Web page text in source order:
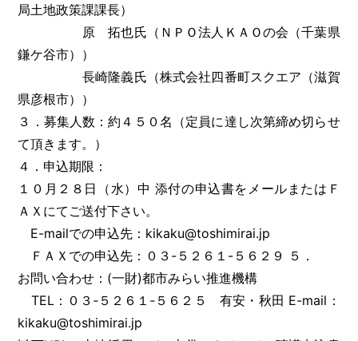
局土地政策課課長）
原 拓也氏（ＮＰＯ法人ＫＡＯの会（千葉県
鎌ケ谷市））
長崎隆義氏（株式会社四番町スクエア（滋賀
県彦根市））
３．募集人数：約４５０名（定員に達し次第締め切らせ
て頂きます。）
４．申込期限：
１０月２８日（水）中 添付の申込書をメールまたはＦ
ＡＸにてご送付下さい。
E-mailでの申込先：kikaku@toshimirai.jp
ＦＡＸでの申込先：０３-５２６１-５６２９ ５．
お問い合わせ：(一財)都市みらい推進機構
TEL：０３‐５２６１‐５６２５ 有安・秋田 E-mail：
kikaku@toshimirai.jp